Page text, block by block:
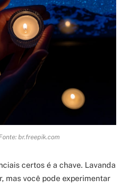
br.freepik.com
certos é a chave. Lavanda
mas você pode experimentar